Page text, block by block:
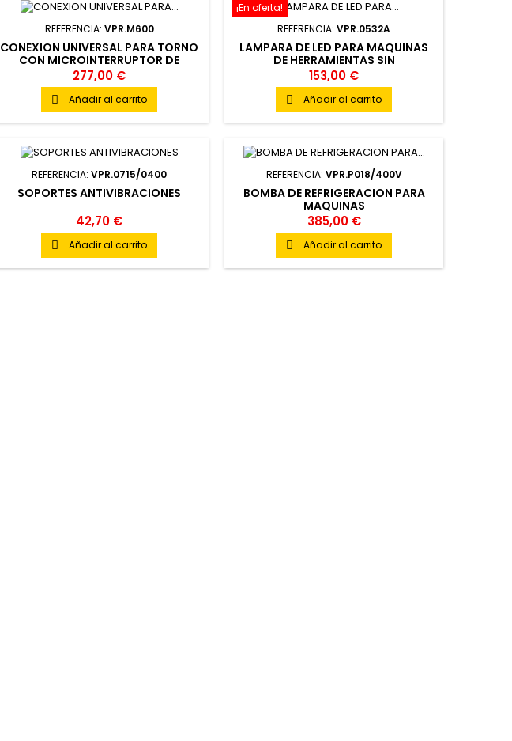
REFERENCIA: VPR.M600
CONEXION UNIVERSAL PARA TORNO
CON MICROINTERRUPTOR DE
SEGURIDAD
277,00 €
 Añadir al carrito
¡En oferta!
REFERENCIA:VPR.0532A
LAMPARA DE LED PARA MAQUINAS
DE HERRAMIENTAS SIN
TRANSFORMADOR
153,00 €
 Añadir al carrito
REFERENCIA:VPR.0715/0400
SOPORTES ANTIVIBRACIONES
42,70 €
 Añadir al carrito
REFERENCIA: VPR.P018/400V
BOMBA DE REFRIGERACION PARA
MAQUINAS
385,00 €
 Añadir al carrito